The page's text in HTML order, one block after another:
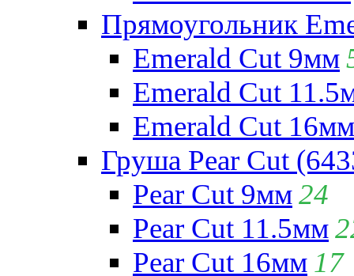
Прямоугольник
Emerald Cut 9мм
Emerald Cut
Emerald Cut 16мм
Груша Pear Cut
Pear Cut 9мм24
Pear Cut 11.5мм
Pear Cut 16мм 17